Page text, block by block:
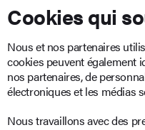
Cookies qui
Nous et nos partenaires
cookies peuvent également
nos partenaires, de
électroniques et les médias
Nous travaillons avec des